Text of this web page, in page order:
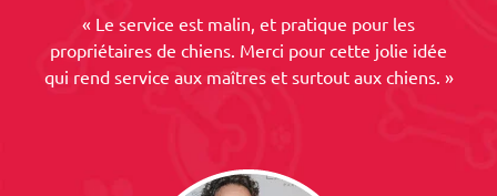
« Le service est malin, et pratique pour les
propriétaires de chiens. Merci pour cette jolie idée
qui rend service aux maîtres et surtout aux chiens. »